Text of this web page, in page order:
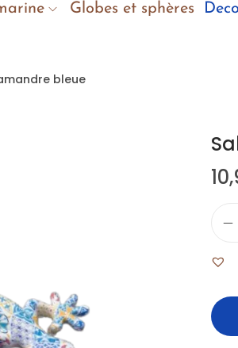
Globes et sphères
bleue